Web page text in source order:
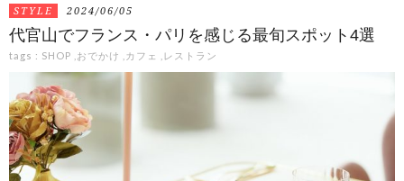
STYLE 2024/06/05
代官山でフランス・パリを感じる最旬スポット4選
tags : SHOP おでかけ カフェ レストラン